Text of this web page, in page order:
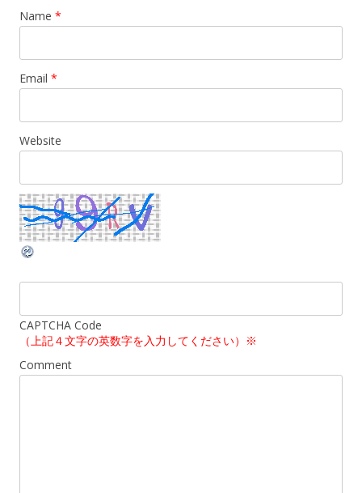
Name *
Email *
Website
CAPTCHA Code
（上記４文字の英数字を入力してください）※
Comment